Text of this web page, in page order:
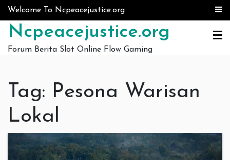
Skip to content
Welcome To Ncpeacejustice.org
Ncpeacejustice.org
Forum Berita Slot Online Flow Gaming
Tag: Pesona Warisan
Lokal